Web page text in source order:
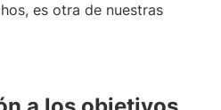
es otra de nuestras